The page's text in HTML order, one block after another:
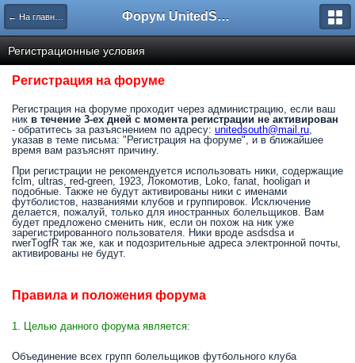
← На главную Форум UnitedSouth
Регистрационные условия
Регистрация на форуме
Регистрация на форуме проходит через администрацию, если ваш
ник в течение 3-ех дней с момента регистрации не активирован
- обратитесь за разъяснением по адресу: unitedsouth@mail.ru,
указав в теме письма: "Регистрация на форуме", и в ближайшее
время вам разъяснят причину.
При регистрации не рекомендуется использовать ники, содержащие
fclm, ultras, red-green, 1923, Локомотив, Loko, fanat, hooligan и
подобные. Также не будут активированы ники с именами
футболистов, названиями клубов и группировок. Исключение
делается, пожалуй, только для иностранных болельщиков. Вам
будет предложено сменить ник, если он похож на ник уже
зарегистрированного пользователя. Ники вроде asdsdsa и
rwerTоgfR так же, как и подозрительные адреса электронной почты,
активированы не будут.
Правила и положения форума
1. Целью данного форума является:
Объединение всех групп болельщиков футбольного клуба